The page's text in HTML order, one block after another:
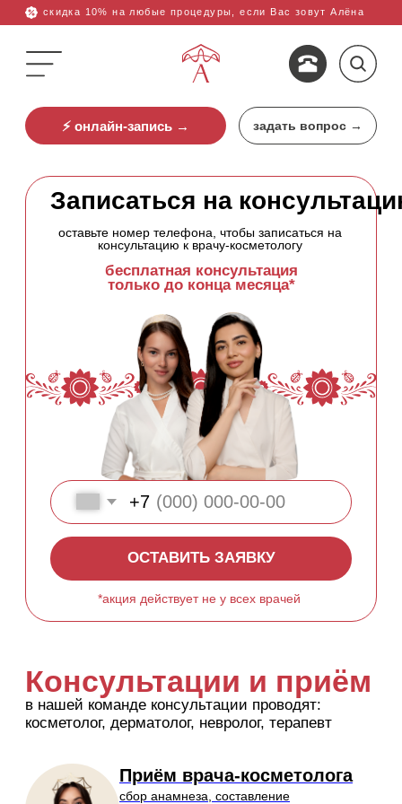
3-й
+7 (499) 444-10-23
скидка 10% на любые процедуры, если Вас зовут Алёна
Записаться на консультацию
консультацию к врачу-косметологу
бесплатная консультация
только до конца месяца*
*акция действует не у всех врачей
ОСТАВИТЬ ЗАЯВКУ
Консультации и приём
в нашей команде консультации проводят:
косметолог, дерматолог, невролог, терапевт
Приём врача-косметолога
плана лечения, подбор
от 5 000 руб
подробнее
от 5 000 руб подробнее
Приём врача-невролога
лечение мигрени, остеопатия,
от 8 000 руб
подробнее